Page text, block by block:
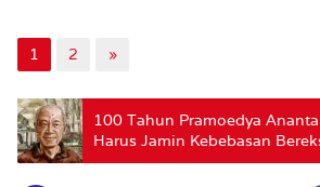
1 2 »
100 Tahun Pramoedya
Harus Jamin Kebebasan
Kemerdekaan Berpikir,